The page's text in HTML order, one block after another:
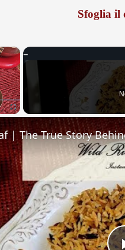
Sfoglia il
×
Fullscreen
| The True Story